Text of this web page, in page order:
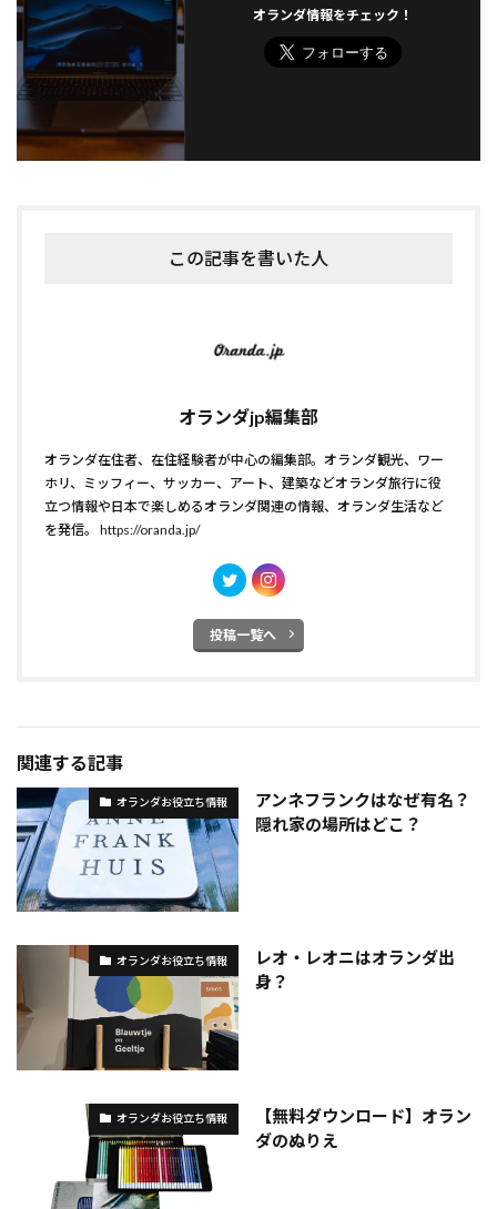
オランダ情報をチェック！
この記事を書いた人
オランダjp編集部
オランダ在住者、在住経験者が中心の編集部。オランダ観光、ワー
ホリ、ミッフィー、サッカー、アート、建築などオランダ旅行に役
立つ情報や日本で楽しめるオランダ関連の情報、オランダ生活など
を発信。 https://oranda.jp/
投稿一覧へ
関連する記事
オランダお役立ち情報
アンネフランクはなぜ有名？
隠れ家の場所はどこ？
オランダお役立ち情報
レオ・レオニはオランダ出
身？
オランダお役立ち情報
【無料ダウンロード】オラン
ダのぬりえ